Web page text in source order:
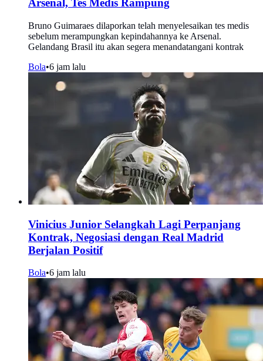
Arsenal, Tes Medis Rampung
Bruno Guimaraes dilaporkan telah menyelesaikan tes medis
sebelum merampungkan kepindahannya ke Arsenal.
Gelandang Brasil itu akan segera menandatangani kontrak
Bola•6 jam lalu
Vinicius Junior Selangkah Lagi Perpanjang
Kontrak, Negosiasi dengan Real Madrid
Berjalan Positif
Bola•6 jam lalu